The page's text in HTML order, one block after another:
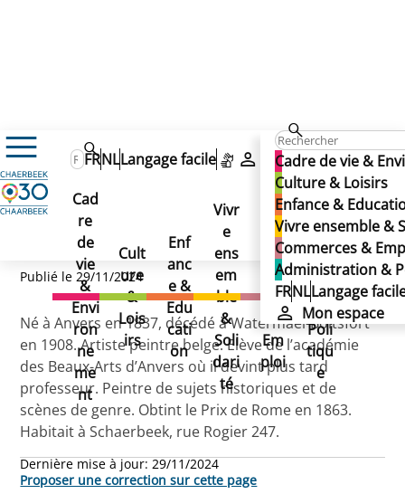
Cadre de vie &
Culture & Loisirs
Enfance &
Vivre ensemble &
Commerces &
Administration &
FRNLLangage
Mon espace
FRNLLangage facile
Mon espace
Cad
re
de
vie
&
Envi
ron
ne
me
nt
Cult
ure
&
Lois
irs
Enf
anc
e &
Edu
cati
on
Vivr
e
ens
em
ble
&
Soli
dari
té
Co
mm
erc
es
&
Em
ploi
Ad
min
istr
atio
n &
Poli
tiqu
e
VANDENBUSSCHE Jean-Emmanuel (rue)
VANDENBUSSCHE Jean-
Emmanuel (rue)
VANDENBUSSCHE Jean-
Emmanuel (rue)
Publié le 29/11/2024
Né à Anvers en 1837, décédé à Watermael-Boitsfort
en 1908. Artiste peintre belge. Elève de l’académie
des Beaux-Arts d’Anvers où il devint plus tard
professeur. Peintre de sujets historiques et de
scènes de genre. Obtint le Prix de Rome en 1863.
Habitait à Schaerbeek, rue Rogier 247.
Dernière mise à jour:29/11/2024
Proposer une correction sur cette page